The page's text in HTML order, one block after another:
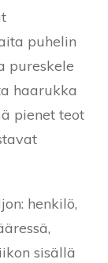
puhelin
pureskele
haarukka
pienet teot
henkilö,
sisällä